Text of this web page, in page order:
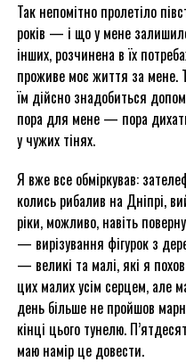
Так непомітно пролетіло
років — і що у мене
інших, розчинена в їх
проживе моє життя за мене.
їм дійсно знадобиться
пора для мене — пора
у чужих тінях.
Я вже все обміркував:
колись рибалив на Дніпрі,
ріки, можливо, навіть
— вирізування фігурок з
— великі та малі, які я
цих малих усім серцем, але
день більше не пройшов
кінці цього тунелю.
маю намір це довести.